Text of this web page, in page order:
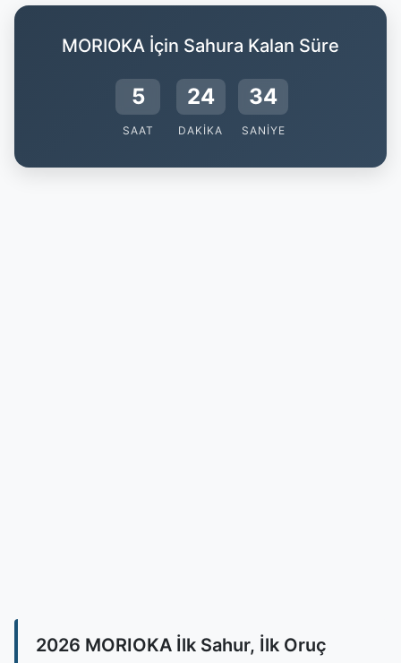
MORIOKA İçin Sahura Kalan Süre
5
SAAT
24
DAKIKA
33
SANIYE
2026 MORIOKA İlk Sahur, İlk Oruç